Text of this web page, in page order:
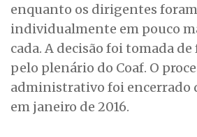
enquanto os dirigentes
individualmente em pouco
cada. A decisão foi tomada
pelo plenário do Coaf. O
administrativo foi
em janeiro de 2016.